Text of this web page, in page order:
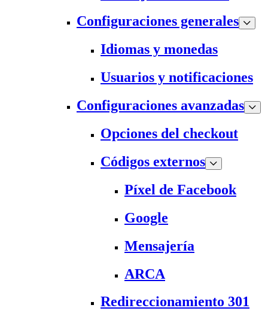
Configuraciones generales
Idiomas y monedas
Usuarios y notificaciones
Configuraciones avanzadas
Opciones del checkout
Códigos externos
Píxel de Facebook
Google
Mensajería
ARCA
Redireccionamiento 301